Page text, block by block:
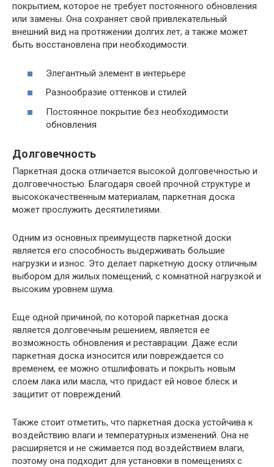
покрытием, которое не требует постоянного обновления
или замены. Она сохраняет свой привлекательный
внешний вид на протяжении долгих лет, а также может
быть восстановлена при необходимости.
Элегантный элемент в интерьере
Разнообразие оттенков и стилей
Постоянное покрытие без необходимости
обновления
Долговечность
Паркетная доска отличается высокой долговечностью и
долговечностью. Благодаря своей прочной структуре и
высококачественным материалам, паркетная доска
может прослужить десятилетиями.
Одним из основных преимуществ паркетной доски
является его способность выдерживать большие
нагрузки и износ. Это делает паркетную доску отличным
выбором для жилых помещений, с комнатной нагрузкой и
высоким уровнем шума.
Еще одной причиной, по которой паркетная доска
является долговечным решением, является ее
возможность обновления и реставрации. Даже если
паркетная доска износится или повреждается со
временем, ее можно отшлифовать и покрыть новым
слоем лака или масла, что придаст ей новое блеск и
защитит от повреждений.
Также стоит отметить, что паркетная доска устойчива к
воздействию влаги и температурных изменений. Она не
расширяется и не сжимается под воздействием влаги,
поэтому она подходит для установки в помещениях с